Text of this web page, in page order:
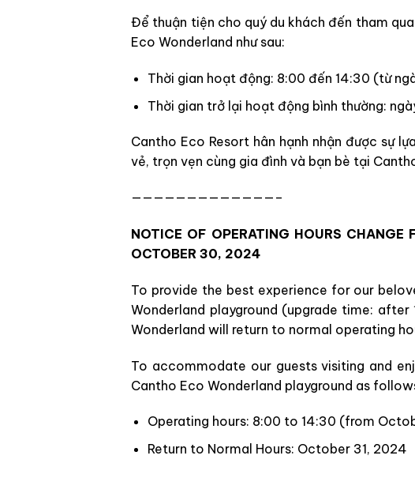
Để thuận tiện cho quý du khách đến tham
Eco Wonderland như sau:
Thời gian hoạt động: 8:00 đến 14:30 (từ
Thời gian trở lại hoạt động bình thường:
Cantho Eco Resort hân hạnh nhận được sự
vẻ, trọn vẹn cùng gia đình và bạn bè tại
—————————————–
NOTICE OF OPERATING HOURS CHANGE
OCTOBER 30, 2024
To provide the best experience for our
Wonderland playground (upgrade time:
Wonderland will return to normal operating
To accommodate our guests visiting and
Cantho Eco Wonderland playground as
Operating hours: 8:00 to 14:30 (from
Return to Normal Hours: October 31, 2024